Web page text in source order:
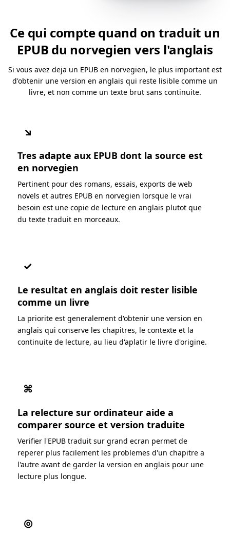
Ce qui compte quand on traduit un
EPUB du norvegien vers l'anglais
Si vous avez deja un EPUB en norvegien, le plus important est
d'obtenir une version en anglais qui reste lisible comme un
livre, et non comme un texte brut sans continuite.
↘
Tres adapte aux EPUB dont la source est
en norvegien
Pertinent pour des romans, essais, exports de web
novels et autres EPUB en norvegien lorsque le vrai
besoin est une copie de lecture en anglais plutot que
du texte traduit en morceaux.
✓
Le resultat en anglais doit rester lisible
comme un livre
La priorite est generalement d'obtenir une version en
anglais qui conserve les chapitres, le contexte et la
continuite de lecture, au lieu d'aplatir le livre d'origine.
⌘
La relecture sur ordinateur aide a
comparer source et version traduite
Verifier l'EPUB traduit sur grand ecran permet de
reperer plus facilement les problemes d'un chapitre a
l'autre avant de garder la version en anglais pour une
lecture plus longue.
◎